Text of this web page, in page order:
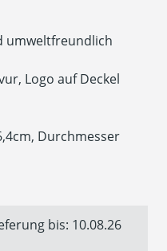
umweltfreundlich
Logo auf Deckel
Durchmesser
bis: 10.08.26